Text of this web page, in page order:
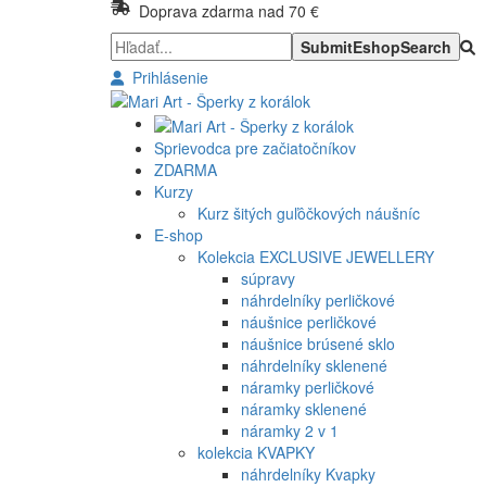
Doprava zdarma nad 70 €
Prihlásenie
Sprievodca pre začiatočníkov
ZDARMA
Kurzy
Kurz šitých guľôčkových náušníc
E-shop
Kolekcia EXCLUSIVE JEWELLERY
súpravy
náhrdelníky perličkové
náušnice perličkové
náušnice brúsené sklo
náhrdelníky sklenené
náramky perličkové
náramky sklenené
náramky 2 v 1
kolekcia KVAPKY
náhrdelníky Kvapky